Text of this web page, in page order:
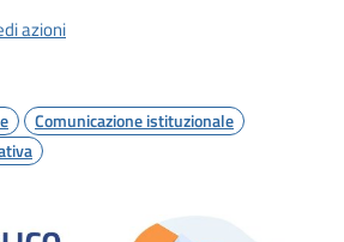
azioni
Comunicazione istituzionale